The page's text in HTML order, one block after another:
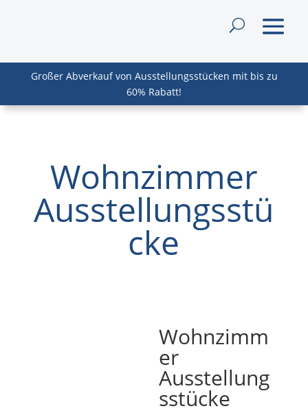
Großer Abverkauf von Ausstellungsstücken mit bis zu
60% Rabatt!
Wohnzimmer
Ausstellungsstü
cke
Wohnzimm
er
Ausstellung
sstücke